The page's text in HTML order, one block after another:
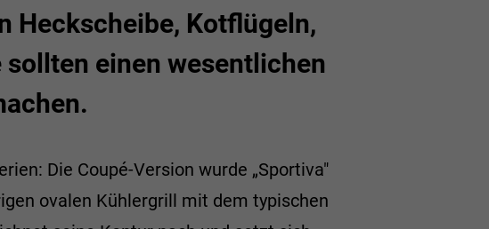
Heckscheibe, Kotflügeln,
einen wesentlichen
Die Coupé-Version wurde „Sportiva"
ovalen Kühlergrill mit dem typischen